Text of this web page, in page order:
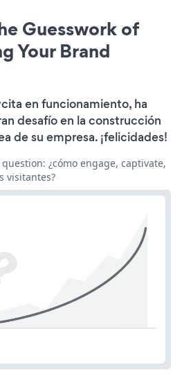
Guesswork of
Your Brand
en funcionamiento, ha
desafío en la construcción
de su empresa. ¡felicidades!
¿cómo engage, captivate,
visitantes?